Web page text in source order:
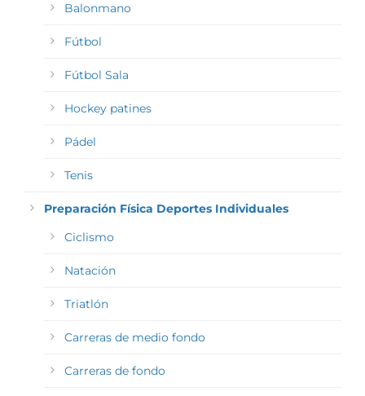
Balonmano
Fútbol
Fútbol Sala
Hockey patines
Pádel
Tenis
Preparación Física Deportes Individuales
Ciclismo
Natación
Triatlón
Carreras de medio fondo
Carreras de fondo